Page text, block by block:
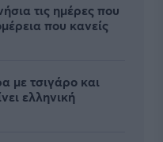
τις ημέρες που
που κανείς
με τσιγάρο και
ελληνική